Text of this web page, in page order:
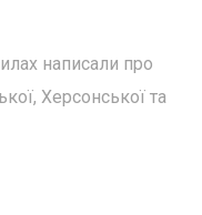
написали про
Херсонської та